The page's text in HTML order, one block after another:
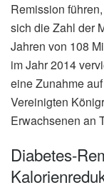
Remission
sich die Zahl der
Jahren von 108
im Jahr 2014
eine Zunahme
Vereinigten
Erwachsenen an
Diabetes-